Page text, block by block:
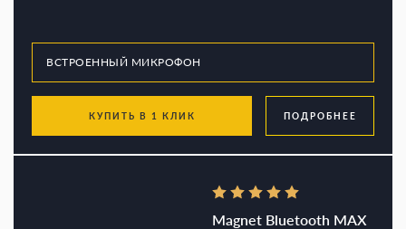
КУПИТЬ В 1 КЛИК ПОДРОБНЕЕ
Magnet Bluetooth MAX